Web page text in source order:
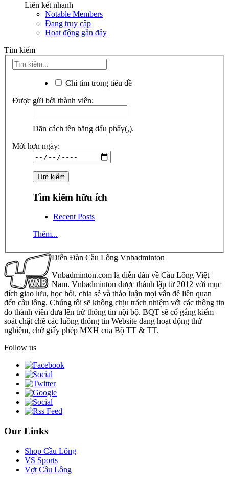
Liên kết nhanh
Notable Members
Đang truy cập
Hoạt động gần đây
Tìm kiếm
Chỉ tìm trong tiêu đề
Được gửi bởi thành viên:
Dãn cách tên bằng dấu phẩy(,).
Mới hơn ngày:
Tìm kiếm hữu ích
Recent Posts
Thêm...
Diễn Đàn Cầu Lông Vnbadminton
Vnbadminton.com là diễn đàn về Cầu Lông Việt
Nam. Vnbadminton được thành lập từ 2012 với mục
đích giao lưu, học hỏi, chia sẻ và thảo luận mọi vấn đề liên quan
đến cầu lông. Chúng tôi sẽ không chịu trách nhiệm với các thông tin
do thành viên đưa lên trừ thông tin nội bộ. BQT sẽ cố gắng kiểm
soát chặt chẽ các luồng thông tin Website đang hoạt động thử
nghiệm, chờ giấy phép MXH của Bộ TT & TT.
Follow us
Our Links
Shop Cầu Lông
VS Sports
Vợt Cầu Lông